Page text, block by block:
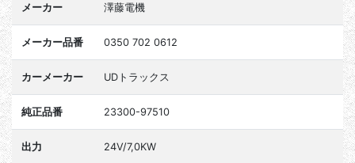
メーカー 澤藤電機
メーカー品番 0350 702 0612
カーメーカー UDトラックス
純正品番 23300-97510
出力 24V/7,0KW